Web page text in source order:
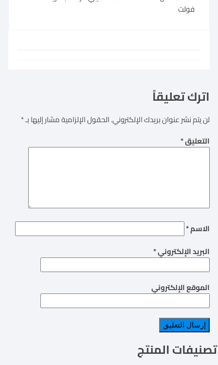
فولت
اترك تعليقاً
لن يتم نشر عنوان بريدك الإلكتروني.الحقول الإلزامية مشار إليها بـ*
التعليق*
الاسم*
البريد الإلكتروني*
الموقع الإلكتروني
تصنيفات المنتج